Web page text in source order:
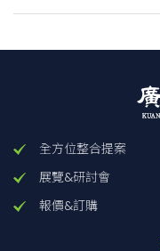
全方位整合提案
展覽&研討會
報價&訂購